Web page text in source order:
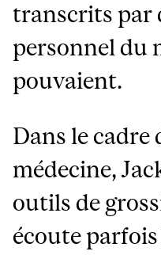
transcrits par
personnel du
pouvaient.
Dans le cadre
médecine,
outils de
écoute parfois